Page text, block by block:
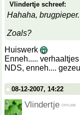
Vlindertje schreef:
Hahaha, brugpieper.
Zoals?
Huiswerk
Enneh.....
NDS, enneh....
08-12-2007, 14:22
Vlindertje